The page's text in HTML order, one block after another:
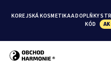
KOREJSKÁ KOSMETIKA A DOPLŇKY
KÓD